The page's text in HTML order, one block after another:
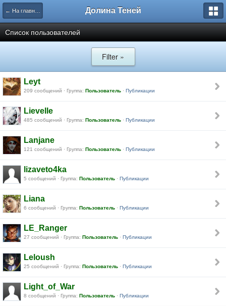
← На главную Долина Теней
Список пользователей
Filter »
Leyt
209 сообщений · Группа: Пользователь · Публикации
Lievelle
485 сообщений · Группа: Пользователь · Публикации
Lanjane
121 сообщений · Группа: Пользователь · Публикации
lizaveto4ka
5 сообщений · Группа: Пользователь · Публикации
Liana
6 сообщений · Группа: Пользователь · Публикации
LE_Ranger
27 сообщений · Группа: Пользователь · Публикации
Leloush
25 сообщений · Группа: Пользователь · Публикации
Light_of_War
8 сообщений · Группа: Пользователь · Публикации